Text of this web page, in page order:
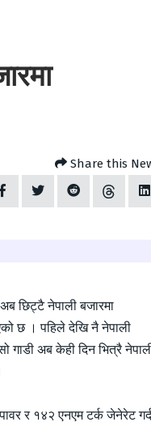
Share this
छिट्टै नेपाली बजारमा
छ । पहिले देखि नै नेपाली
गाडी अब केही दिन भित्रै
र १४२ एनएम टर्क जेनेरेट